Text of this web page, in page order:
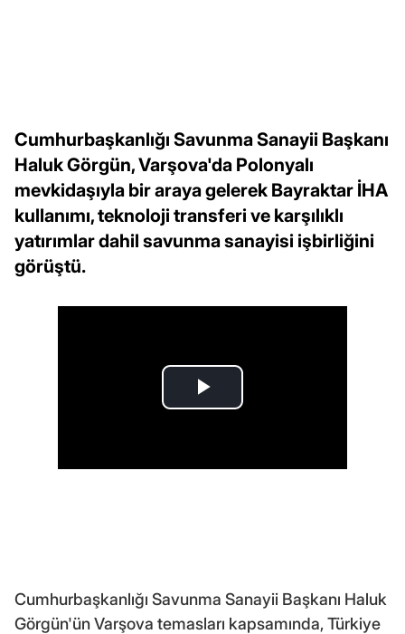
Cumhurbaşkanlığı Savunma Sanayii Başkanı
Haluk Görgün, Varşova'da Polonyalı
mevkidaşıyla bir araya gelerek Bayraktar İHA
kullanımı, teknoloji transferi ve karşılıklı
yatırımlar dahil savunma sanayisi işbirliğini
görüştü.
Cumhurbaşkanlığı Savunma Sanayii Başkanı Haluk
Görgün'ün Varşova temasları kapsamında, Türkiye